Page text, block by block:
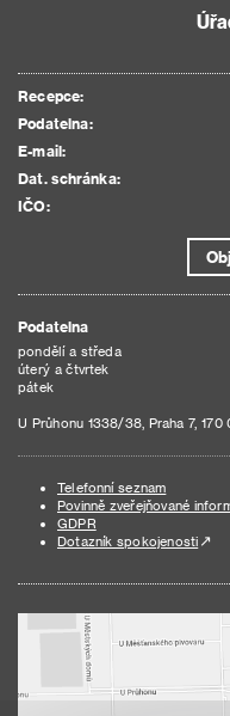
Recepce:
Podatelna:
E-mail:
Dat. schránka:
IČO:
Podatelna
pondělí a středa
úterý a čtvrtek
pátek
U Průhonu 1338/38, Praha 7, 170
Telefonní seznam
Povinně zveřejňované
GDPR
Dotazník spokojenosti